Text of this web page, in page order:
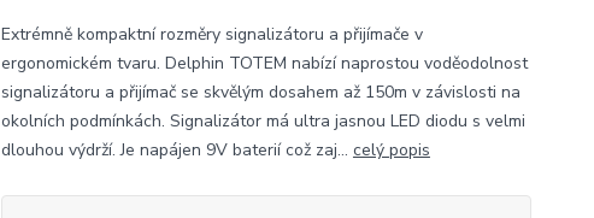
Extrémně kompaktní rozměry signalizátoru a přijímače v
ergonomickém tvaru. Delphin TOTEM nabízí naprostou voděodolnost
signalizátoru a přijímač se skvělým dosahem až 150m v závislosti na
okolních podmínkách. Signalizátor má ultra jasnou LED diodu s velmi
dlouhou výdrží. Je napájen 9V baterií což zaj... celý popis